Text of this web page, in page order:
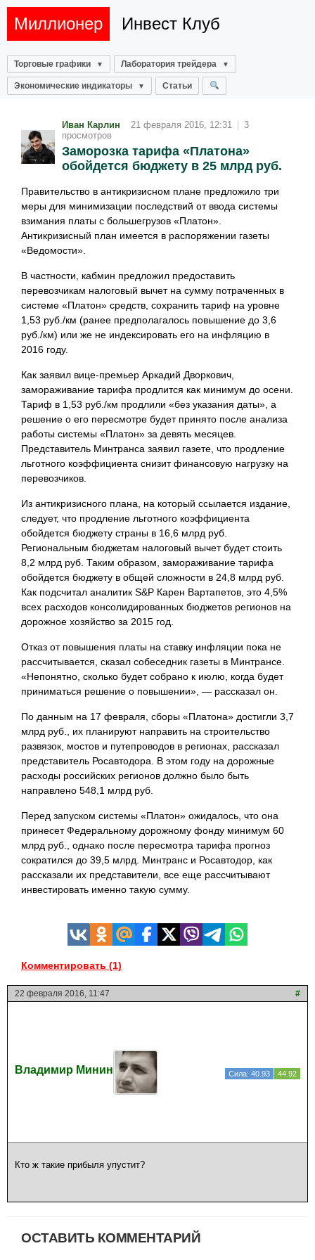
Миллионер Инвест Клуб
Торговые графики Лаборатория трейдера
Экономические индикаторы Статьи
Иван Карлин 21 февраля 2016, 12:31
3
просмотров
Заморозка тарифа «Платона»
обойдется бюджету в 25 млрд руб.
Правительство в антикризисном плане предложило три
меры для минимизации последствий от ввода системы
взимания платы с большегрузов «Платон».
Антикризисный план имеется в распоряжении газеты
«Ведомости».
В частности, кабмин предложил предоставить
перевозчикам налоговый вычет на сумму потраченных в
системе «Платон» средств, сохранить тариф на уровне
1,53 руб./км (ранее предполагалось повышение до 3,6
руб./км) или же не индексировать его на инфляцию в
2016 году.
Как заявил вице-премьер Аркадий Дворкович,
замораживание тарифа продлится как минимум до осени.
Тариф в 1,53 руб./км продлили «без указания даты», а
решение о его пересмотре будет принято после анализа
работы системы «Платон» за девять месяцев.
Представитель Минтранса заявил газете, что продление
льготного коэффициента снизит финансовую нагрузку на
перевозчиков.
Из антикризисного плана, на который ссылается издание,
следует, что продление льготного коэффициента
обойдется бюджету страны в 16,6 млрд руб.
Региональным бюджетам налоговый вычет будет стоить
8,2 млрд руб. Таким образом, замораживание тарифа
обойдется бюджету в общей сложности в 24,8 млрд руб.
Как подсчитал аналитик S&P Карен Вартапетов, это 4,5%
всех расходов консолидированных бюджетов регионов на
дорожное хозяйство за 2015 год.
Отказ от повышения платы на ставку инфляции пока не
рассчитывается, сказал собеседник газеты в Минтрансе.
«Непонятно, сколько будет собрано к июлю, когда будет
приниматься решение о повышении», — рассказал он.
По данным на 17 февраля, сборы «Платона» достигли 3,7
млрд руб., их планируют направить на строительство
развязок, мостов и путепроводов в регионах, рассказал
представитель Росавтодора. В этом году на дорожные
расходы российских регионов ​должно было быть
направлено 548,1 млрд руб.
Перед запуском системы «Платон» ожидалось, что она
принесет Федеральному дорожному фонду минимум 60
млрд руб., однако после пересмотра тарифа прогноз
сократился до 39,5 млрд. Минтранс и Росавтодор, как
рассказали их представители, все еще рассчитывают
инвестировать именно такую сумму.
Комментировать (1)
22 февраля 2016, 11:47 #
Владимир Минин Сила: 40.93 44.92
Кто ж такие прибыля упустит?
ОСТАВИТЬ КОММЕНТАРИЙ